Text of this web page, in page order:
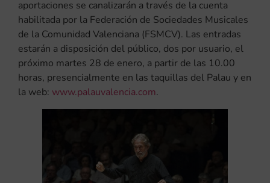
aportaciones se canalizarán a través de la cuenta
habilitada por la Federación de Sociedades Musicales
de la Comunidad Valenciana (FSMCV). Las entradas
estarán a disposición del público, dos por usuario, el
próximo martes 28 de enero, a partir de las 10.00
horas, presencialmente en las taquillas del Palau y en
la web: www.palauvalencia.com.